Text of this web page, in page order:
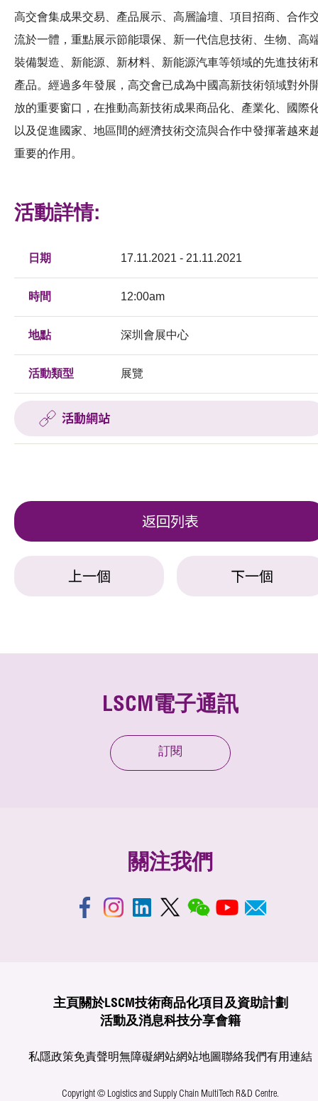
科技分享
會籍
高交會集成果交易、產品展示、高層論壇、項目招商、合作
流於一體，重點展示節能環保、新一代信息技術、生物、高
裝備製造、新能源、新材料、新能源汽車等領域的先進技術
產品。經過多年發展，高交會已成為中國高新技術領域對外
放的重要窗口，在推動高新技術成果商品化、產業化、國際
以及促進國家、地區間的經濟技術交流與合作中發揮著越來
重要的作用。
活動詳情:
日期 17.11.2021 - 21.11.2021
時間 12:00am
地點 深圳會展中心
活動類型 展覽
活動網站
返回列表
上一個 下一個
LSCM電子通訊
訂閱
關注我們
主頁 關於LSCM技術商品化項目及資助計劃
活動及消息科技分享會籍
私隱政策免責聲明無障礙網站網站地圖聯絡我們有用連結
Copyright © Logistics and Supply Chain MultiTech R&D Centre.